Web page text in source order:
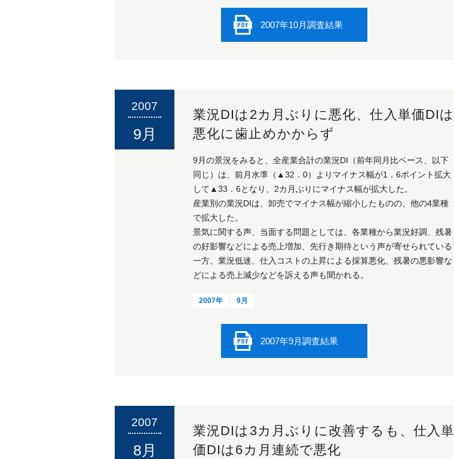
2007年10月調査結果
2007
9月
業況DIは2カ月ぶりに悪化、仕入単価DIは
悪化に歯止めかからず
9月の景況をみると、全産業合計の業況DI（前年同月比ベース、以下
同じ）は、前月水準（▲32．0）よりマイナス幅が1．6ポイント拡大
して▲33．6となり、2カ月ぶりにマイナス幅が拡大した。
産業別の業況DIは、卸売でマイナス幅が縮小したものの、他の4業種
で拡大した。
景気に関する声、当面する問題としては、各業種から業況好調、残暑
の好影響などによる売上増加、先行き期待という声が寄せられている
一方、業況低迷、仕入コストの上昇による採算悪化、残暑の悪影響な
どによる売上減少などを訴える声も聞かれる。
2007年 9月
2007年9月調査結果
2007
8月
業況DIは3カ月ぶりに改善するも、仕入単
価DIは6カ月連続で悪化